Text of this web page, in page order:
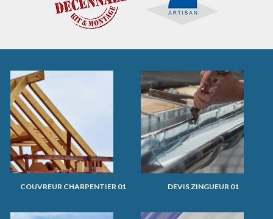
COUVREUR CHARPENTIER 01 DEVIS ZINGUEUR 01